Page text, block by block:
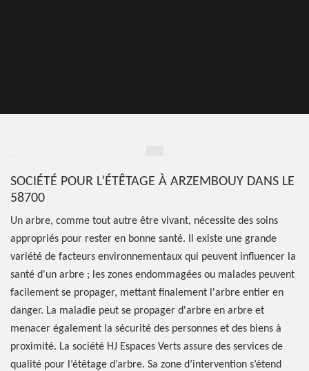
SOCIÉTÉ POUR L’ÉTÊTAGE À ARZEMBOUY DANS LE
58700
Un arbre, comme tout autre être vivant, nécessite des soins
appropriés pour rester en bonne santé. Il existe une grande
variété de facteurs environnementaux qui peuvent influencer la
santé d'un arbre ; les zones endommagées ou malades peuvent
facilement se propager, mettant finalement l'arbre entier en
danger. La maladie peut se propager d'arbre en arbre et
menacer également la sécurité des personnes et des biens à
proximité. La société HJ Espaces Verts assure des services de
qualité pour l’étêtage d’arbre. Sa zone d’intervention s’étend